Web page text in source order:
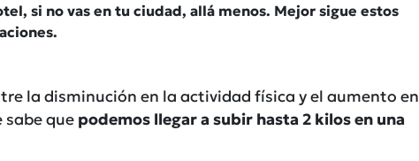
si no vas en tu ciudad, allá menos. Mejor sigue estos
la disminución en la actividad física y el aumento en
sabe que podemos llegar a subir hasta 2 kilos en una